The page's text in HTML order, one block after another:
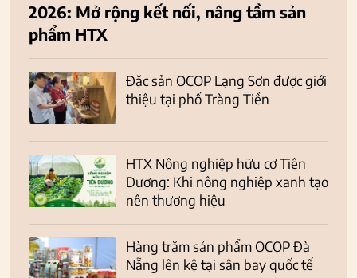
2026: Mở rộng kết nối, nâng tầm sản
phẩm HTX
Đặc sản OCOP Lạng Sơn được giới
thiệu tại phố Tràng Tiền
HTX Nông nghiệp hữu cơ Tiên
Dương: Khi nông nghiệp xanh tạo
nên thương hiệu
Hàng trăm sản phẩm OCOP Đà
Nẵng lên kệ tại sân bay quốc tế